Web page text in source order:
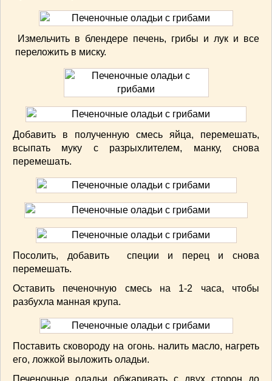
МОДА(102)
РЕМОНТ(28)
японская кухня(1)
Измельчить в блендере печень, грибы и лук и все
переложить в миску.
Добавить в полученную смесь яйца, перемешать,
всыпать муку с разрыхлителем, манку, снова
перемешать.
Посолить, добавить специи и перец и снова
перемешать.
Оставить печеночную смесь на 1-2 часа, чтобы
разбухла манная крупа.
Поставить сковороду на огонь. налить масло, нагреть
его, ложкой выложить оладьи.
Печеночные оладьи обжаривать с двух сторон до